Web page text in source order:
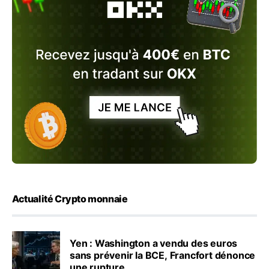
Actualité Crypto monnaie
Yen : Washington a vendu des euros
sans prévenir la BCE, Francfort dénonce